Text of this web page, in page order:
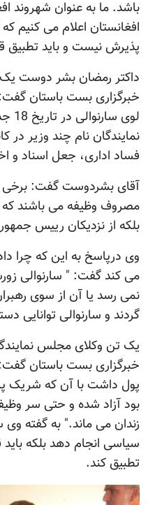
باشد. ما به عنوان شهروند
افغانستان اعلام می کنیم
پذیرش نیست و باید
داکتر رمضان بشر دوست یک
خبرگزاری بست باستان
نمایندگان نام چند وزیر
فساد اداری، جعل اسناد و
آقای بشردوست گفت: برخی از
مصروف وظیفه می باشند که
بلکه از نزدیکان رییس
وی درپاسخ به این که چرا
می کند گفت: " سارنوالی
نمی رسد یا آن از سوی
گردند و سارنوالی توانایی
یک تن وکلای مجلس
خبرگزاری بست باستان گفت:
پول داشت با آن که شریک
بود آزاد شده و حتی سر
زندان می ماند." به گفته وی
سیاسی انجام دهد بلکه
تطبیق کند.